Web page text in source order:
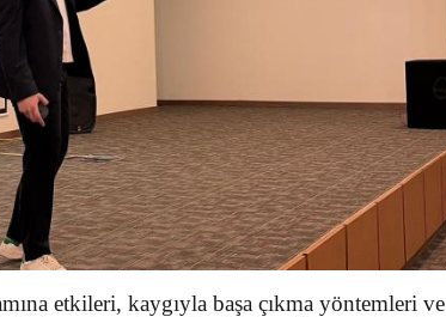
etkileri, kaygıyla başa çıkma yöntemleri ve